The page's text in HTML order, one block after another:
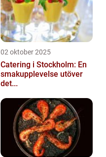
02 oktober 2025
Catering i Stockholm: En
smakupplevelse utöver
det...